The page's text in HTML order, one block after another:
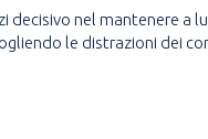
decisivo nel mantenere
le distrazioni dei